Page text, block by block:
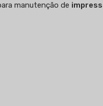
manutenção de